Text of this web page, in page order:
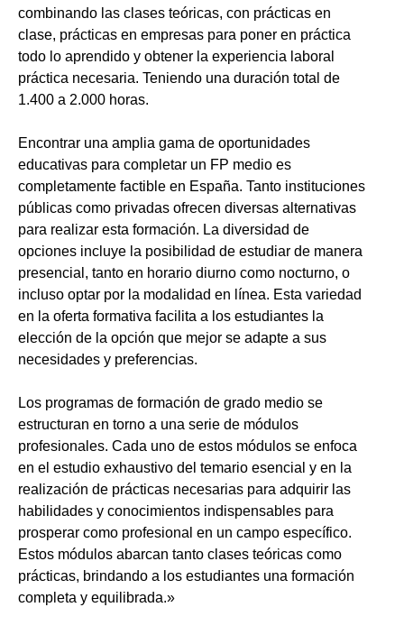
combinando las clases teóricas, con prácticas en
clase, prácticas en empresas para poner en práctica
todo lo aprendido y obtener la experiencia laboral
práctica necesaria. Teniendo una duración total de
1.400 a 2.000 horas.
Encontrar una amplia gama de oportunidades
educativas para completar un FP medio es
completamente factible en España. Tanto instituciones
públicas como privadas ofrecen diversas alternativas
para realizar esta formación. La diversidad de
opciones incluye la posibilidad de estudiar de manera
presencial, tanto en horario diurno como nocturno, o
incluso optar por la modalidad en línea. Esta variedad
en la oferta formativa facilita a los estudiantes la
elección de la opción que mejor se adapte a sus
necesidades y preferencias.
Los programas de formación de grado medio se
estructuran en torno a una serie de módulos
profesionales. Cada uno de estos módulos se enfoca
en el estudio exhaustivo del temario esencial y en la
realización de prácticas necesarias para adquirir las
habilidades y conocimientos indispensables para
prosperar como profesional en un campo específico.
Estos módulos abarcan tanto clases teóricas como
prácticas, brindando a los estudiantes una formación
completa y equilibrada.»